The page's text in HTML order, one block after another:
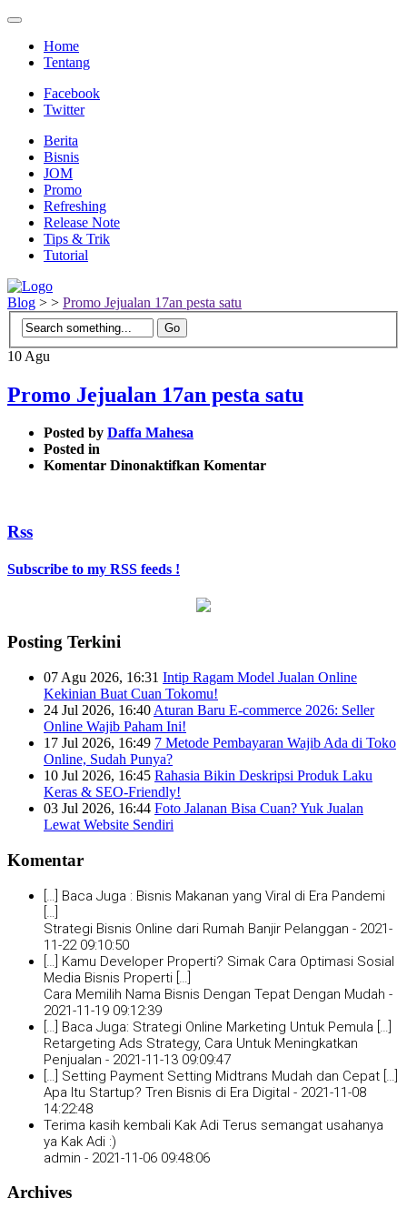
Home
Tentang
Facebook
Twitter
Berita
Bisnis
JOM
Promo
Refreshing
Release Note
Tips & Trik
Tutorial
Blog > > Promo Jejualan 17an pesta satu
10 Agu
Promo Jejualan 17an pesta satu
Posted by Daffa Mahesa
Posted in
Komentar Dinonaktifkan pada
Komentar
Rss
Subscribe to my RSS feeds !
Posting Terkini
07 Agu 2026, 16:31 Intip Ragam Model Jualan Online
Kekinian Buat Cuan Tokomu!
24 Jul 2026, 16:40 Aturan Baru E-commerce 2026: Seller
Online Wajib Paham Ini!
17 Jul 2026, 16:49 7 Metode Pembayaran Wajib Ada di Toko
Online, Sudah Punya?
10 Jul 2026, 16:45 Rahasia Bikin Deskripsi Produk Laku
Keras & SEO-Friendly!
03 Jul 2026, 16:44 Foto Jalanan Bisa Cuan? Yuk Jualan
Lewat Website Sendiri
Komentar
[…] Baca Juga : Bisnis Makanan yang Viral di Era Pandemi
Strategi Bisnis Online dari Rumah Banjir Pelanggan - 2021-
11-22 09:10:50
[…] Kamu Developer Properti? Simak Cara Optimasi Sosial
Media Bisnis Properti […]
Cara Memilih Nama Bisnis Dengan Tepat Dengan Mudah -
2021-11-19 09:12:39
[…] Baca Juga: Strategi Online Marketing Untuk Pemula […]
Retargeting Ads Strategy, Cara Untuk Meningkatkan
Penjualan - 2021-11-13 09:09:47
[…] Setting Payment Setting Midtrans Mudah dan Cepat […]
Apa Itu Startup? Tren Bisnis di Era Digital - 2021-11-08
14:22:48
Terima kasih kembali Kak Adi Terus semangat usahanya
ya Kak Adi :)
admin - 2021-11-06 09:48:06
Archives